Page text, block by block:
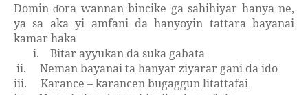
Dominɗora wannan bincike ga sahihiyar hanya ne,
ya sa aka yi amfani da hanyoyin tattara bayanai
kamar haka
i.
Bitar ayyukan da suka gabata
ii.
Neman bayanai ta hanyar ziyarar gani da ido
iii.
Karance – karancen bugaggun litattafai